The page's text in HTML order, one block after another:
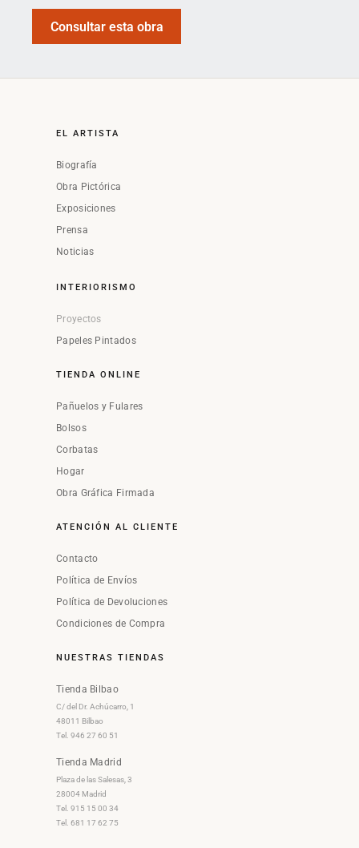
Consultar esta obra
EL ARTISTA
Biografía
Obra Pictórica
Exposiciones
Prensa
Noticias
INTERIORISMO
Proyectos
Papeles Pintados
TIENDA ONLINE
Pañuelos y Fulares
Bolsos
Corbatas
Hogar
Obra Gráfica Firmada
ATENCIÓN AL CLIENTE
Contacto
Política de Envíos
Política de Devoluciones
Condiciones de Compra
NUESTRAS TIENDAS
Tienda Bilbao
C/ del Dr. Achúcarro, 1
48011 Bilbao
Tel. 946 27 60 51
Tienda Madrid
Plaza de las Salesas, 3
28004 Madrid
Tel. 915 15 00 34
Tel. 681 17 62 75